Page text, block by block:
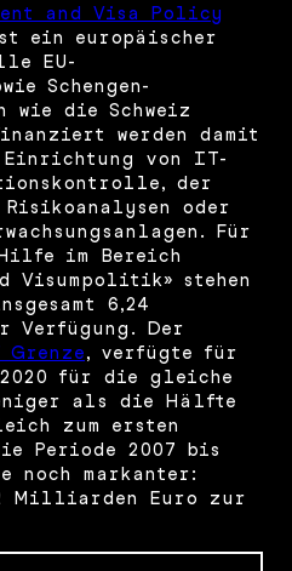
and Visa Policy
ein europäischer
EU-
Schengen-
wie die Schweiz
werden damit
Einrichtung von IT-
der
oder
Für
im Bereich
Visumpolitik» stehen
6,24
Der
Grenze, verfügte für
für die gleiche
als die Hälfte
zum ersten
Periode 2007 bis
noch markanter:
Milliarden Euro zur